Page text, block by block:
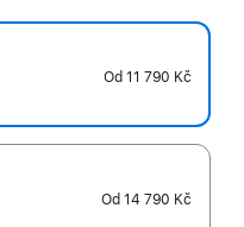
Od11 790 Kč
Od14 790 Kč